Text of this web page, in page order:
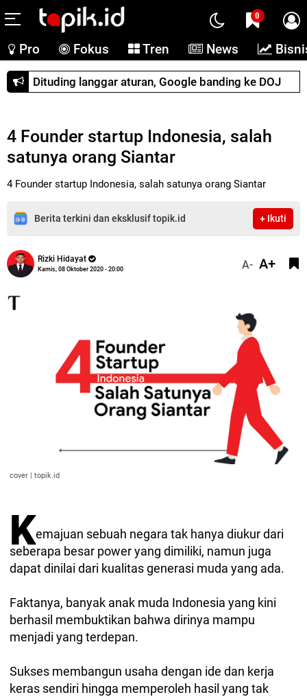
0
Pro Fokus Tren News
Dituding langgar aturan, Google banding ke DOJ
4 Founder startup Indonesia, salah
satunya orang Siantar
4 Founder startup Indonesia, salah satunya orang Siantar
Berita terkini dan eksklusif topik.id + Ikuti
Rizki Hidayat
Kamis, 08 Oktober 2020 - 20:00 A- A+
cover | topik.id
Kemajuan sebuah negara tak hanya diukur dari
seberapa besar power yang dimiliki, namun juga
dapat dinilai dari kualitas generasi muda yang ada.
Faktanya, banyak anak muda Indonesia yang kini
berhasil membuktikan bahwa dirinya mampu
menjadi yang terdepan.
Sukses membangun usaha dengan ide dan kerja
keras sendiri hingga memperoleh hasil yang tak